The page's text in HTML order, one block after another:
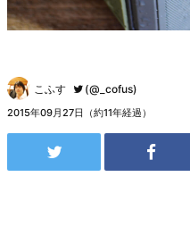
こふす (@_cofus)
2015年09月27日（約11年経過）